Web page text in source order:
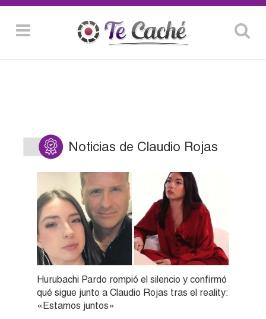
Noticias de Claudio Rojas
Hurubachi Pardo rompió el silencio y confirmó
qué sigue junto a Claudio Rojas tras el reality:
«Estamos juntos»